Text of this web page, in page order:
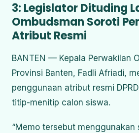
3: Legislator Dituding
Ombudsman Soroti
Atribut Resmi
BANTEN — Kepala Perwakilan
Provinsi Banten, Fadli Afriadi,
penggunaan atribut resmi
titip-menitip calon siswa.
“Memo tersebut menggunakan